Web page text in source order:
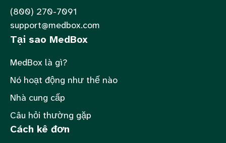
(800) 270-7091
support@medbox.com
Tại sao MedBox
MedBox là gì?
Nó hoạt động như thế nào
Nhà cung cấp
Câu hỏi thường gặp
Cách kê đơn